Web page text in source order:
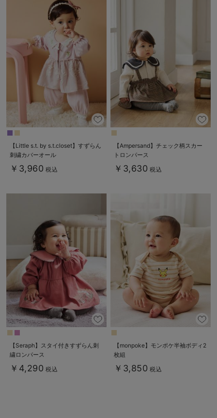
【Little s.t. by s.t.closet】すずらん
刺繍カバーオール
￥3,960 税込
【Ampersand】チェック柄スカー
トロンパース
￥3,630 税込
【Seraph】スタイ付きすずらん刺
繍ロンパース
￥4,290 税込
【monpoke】モンポケ半袖ボディ2
枚組
￥3,850 税込